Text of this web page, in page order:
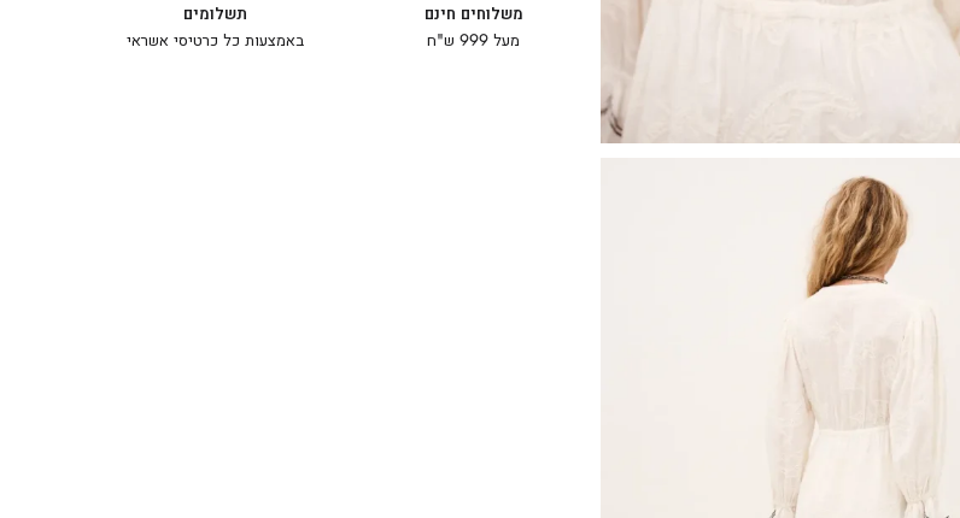
משלוחים חינם
מעל 999 ש"ח
תשלומים
באמצעות כל כרטיסי אשראי